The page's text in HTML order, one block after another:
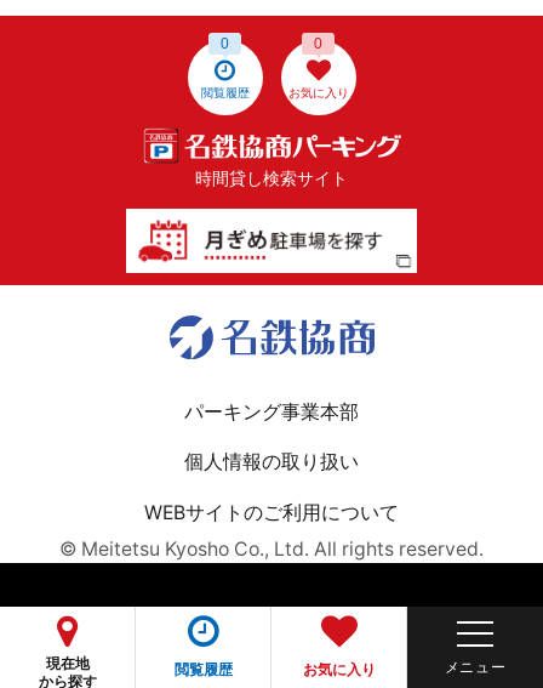
閲覧履歴
0
お気に入り
0
時間貸し検索サイト
パーキング事業本部
個人情報の取り扱い
WEBサイトのご利用について
© Meitetsu Kyosho Co., Ltd. All rights reserved.
現在地
から探す
閲覧履歴 お気に入り